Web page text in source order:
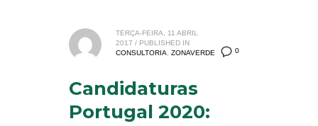
0
TERÇA-FEIRA, 11 ABRIL
2017 / PUBLISHED IN
CONSULTORIA,ZONAVERDE
Candidaturas
Portugal 2020: